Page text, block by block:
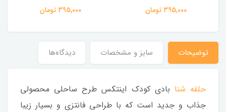
395,000 تومان 395,000 تومان
توضیحات سایز و مشخصات دیدگاه‌ها
حلقه شنا بادی کودک اینتکس طرح ساحلی محصولی
جذاب و جدید است که با طراحی فانتزی و بسیار زیبا